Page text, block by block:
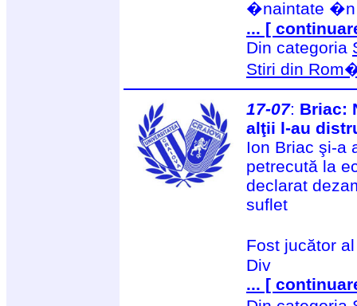
�naintate �n
... [
Din categoria
Stiri din
17-07: Briac:
alţii l-au
Ion Briac şi-a
petrecută la
declarat
suflet
Fost jucător
Div
... [